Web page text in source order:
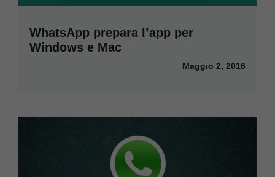
WhatsApp prepara l’app per
Windows e Mac
Maggio 2, 2016